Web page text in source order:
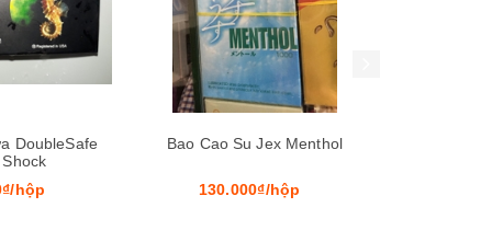
DoubleSafe
hộp
Bao Cao Su Jex Menthol
130.000₫/hộp